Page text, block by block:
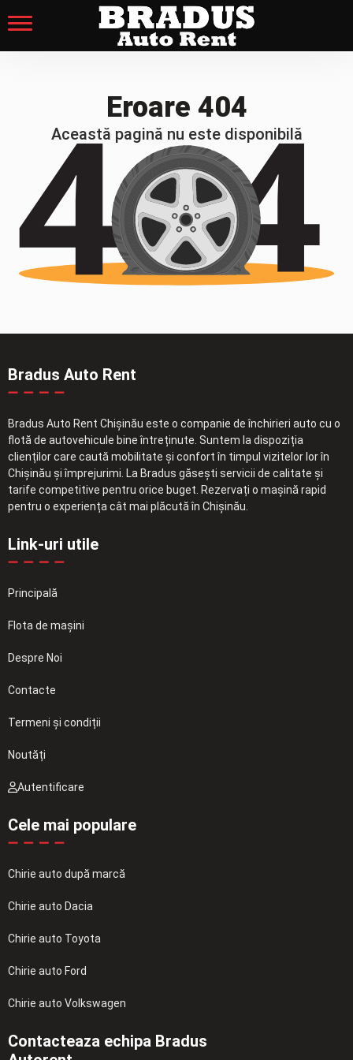
Eroare 404
Această pagină nu este disponibilă
Bradus Auto Rent
Bradus Auto Rent Chișinău este o companie de închirieri auto cu o
flotă de autovehicule bine întreținute. Suntem la dispoziția
clienților care caută mobilitate și confort în timpul vizitelor lor în
Chișinău și împrejurimi. La Bradus găsești servicii de calitate și
tarife competitive pentru orice buget. Rezervați o mașină rapid
pentru o experiența cât mai plăcută în Chișinău.
Link-uri utile
Principală
Flota de mașini
Despre Noi
Contacte
Termeni și condiții
Noutăți
Autentificare
Cele mai populare
Chirie auto după marcă
Chirie auto Dacia
Chirie auto Toyota
Chirie auto Ford
Chirie auto Volkswagen
Contacteaza echipa Bradus